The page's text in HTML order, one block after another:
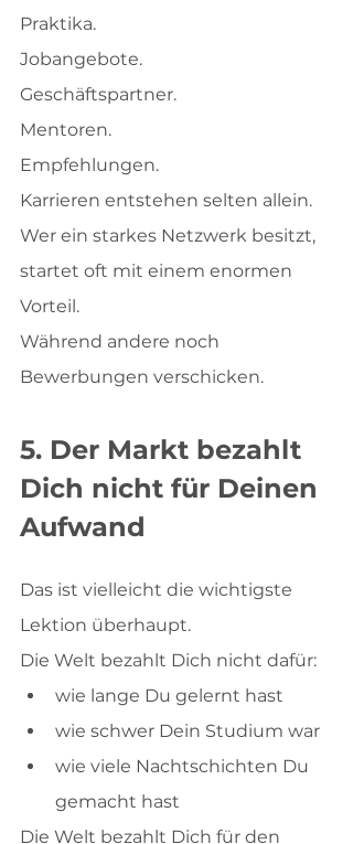
Praktika.
Jobangebote.
Geschäftspartner.
Mentoren.
Empfehlungen.
Karrieren entstehen selten allein.
Wer ein starkes Netzwerk besitzt,
startet oft mit einem enormen
Vorteil.
Während andere noch
Bewerbungen verschicken.
5. Der Markt bezahlt
Dich nicht für Deinen
Aufwand
Das ist vielleicht die wichtigste
Lektion überhaupt.
Die Welt bezahlt Dich nicht dafür:
wie lange Du gelernt hast
wie schwer Dein Studium war
wie viele Nachtschichten Du
gemacht hast
Die Welt bezahlt Dich für den